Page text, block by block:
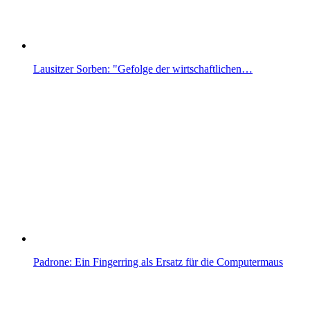
Lausitzer Sorben: "Gefolge der wirtschaftlichen…
Padrone: Ein Fingerring als Ersatz für die Computermaus